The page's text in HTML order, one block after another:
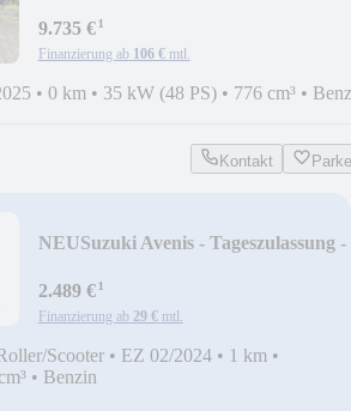
9.735 €¹
Finanzierung ab 106 € mtl.
• 0 km • 35 kW (48 PS) • 776 cm³ •
Kontakt
NEUSuzuki Avenis - Tageszulassung -
2.489 €¹
Finanzierung ab 29 € mtl.
Scooter • EZ 02/2024 • 1 km •
• Benzin